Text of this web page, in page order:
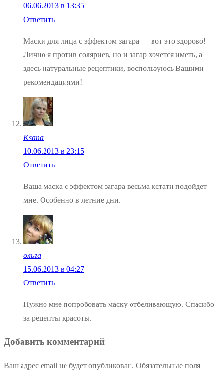
06.06.2013 в 13:35
Ответить
Маски для лица с эффектом загара — вот это здорово!
Лично я против соляриев, но и загар хочется иметь, а
здесь натуральные рецептики, воспользуюсь Вашими
рекомендациями!
Ksana
10.06.2013 в 23:15
Ответить
Ваша маска с эффектом загара весьма кстати подойдет
мне. Особенно в летние дни.
ольга
15.06.2013 в 04:27
Ответить
Нужно мне попробовать маску отбеливающую. Спасибо
за рецепты красоты.
Добавить комментарий
Ваш адрес email не будет опубликован. Обязательные поля